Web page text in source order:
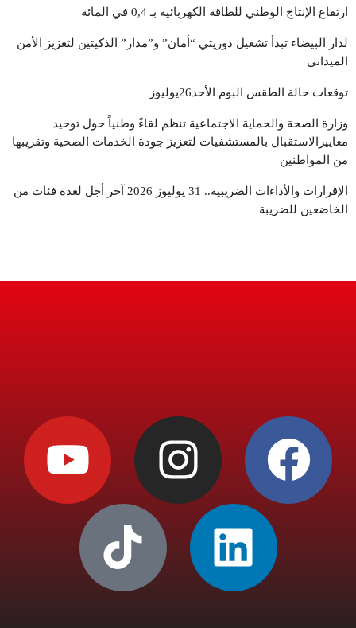
مجال."
ارتفاع الإنتاج الوطني للطاقة الكهربائية بـ 0,4 في المائة
لدار البيضاء تبدأ تشغيل دوريتي “أمان” و”مدار” الذكيتين لتعزيز الأمن
الميداني
توقعات حالة الطقس البوم الأحد26يوليوز
وزارة الصحة والحماية الاجتماعية تنظم لقاءً وطنياً حول توحيد
معاييرالاستقبال بالمستشفيات لتعزيز جودة الخدمات الصحية وتقريبها
من المواطنين
الإقرارات والأداءات الضريبية.. 31 يوليوز 2026 آخر أجل لعدة فئات من
الخاضعين للضريبة